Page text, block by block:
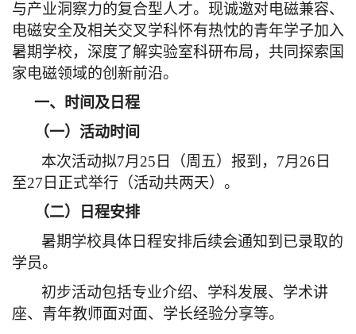
与产业洞察力的复合型人才。现诚邀对电磁兼容、
电磁安全及相关交叉学科怀有热忱的青年学子加入
暑期学校，深度了解实验室科研布局，共同探索国
家电磁领域的创新前沿。
一、时间及日程
（一）活动时间
本次活动拟7月 25 日（周五）报到， 7月 26 日
至27 日正式举行（活动共两天）。
（二）日程安排
暑期学校具体日程安排后续会通知到已录取的
学员。
初步活动包括专业介绍、学科发展、学术讲
座、青年教师面对面、学长经验分享等。